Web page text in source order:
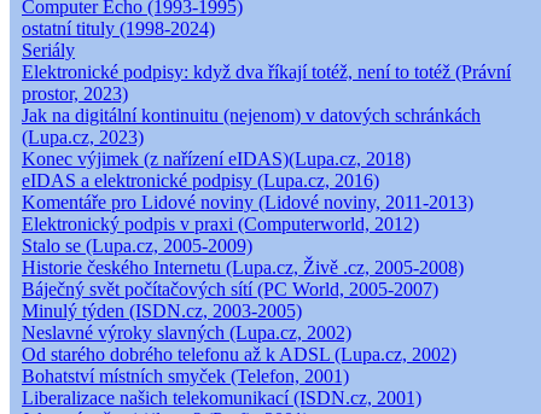
Computer Echo (1993-1995)
ostatní tituly (1998-2024)
Seriály
Elektronické podpisy: když dva říkají totéž, není to totéž (Právní
prostor, 2023)
Jak na digitální kontinuitu (nejenom) v datových schránkách
(Lupa.cz, 2023)
Konec výjimek (z nařízení eIDAS)(Lupa.cz, 2018)
eIDAS a elektronické podpisy (Lupa.cz, 2016)
Komentáře pro Lidové noviny (Lidové noviny, 2011-2013)
Elektronický podpis v praxi (Computerworld, 2012)
Stalo se (Lupa.cz, 2005-2009)
Historie českého Internetu (Lupa.cz, Živě .cz, 2005-2008)
Báječný svět počítačových sítí (PC World, 2005-2007)
Minulý týden (ISDN.cz, 2003-2005)
Neslavné výroky slavných (Lupa.cz, 2002)
Od starého dobrého telefonu až k ADSL (Lupa.cz, 2002)
Bohatství místních smyček (Telefon, 2001)
Liberalizace našich telekomunikací (ISDN.cz, 2001)